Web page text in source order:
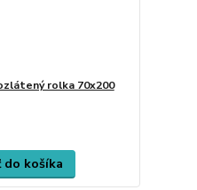
rolka 70x200
do košíka